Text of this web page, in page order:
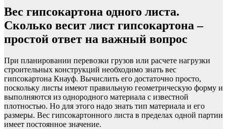
Вес гипсокартона одного листа.
Сколько весит лист гипсокартона –
простой ответ на важный вопрос
При планировании перевозки грузов или расчете нагрузки
строительных конструкций необходимо знать вес
гипсокартона Кнауф. Вычислить его достаточно просто,
поскольку листы имеют правильную геометрическую форму и
выполняются из однородного материала с известной
плотностью. Но для этого надо знать тип материала и его
размеры. Вес гипсокартонного листа в пределах одной партии
имеет постоянное значение.